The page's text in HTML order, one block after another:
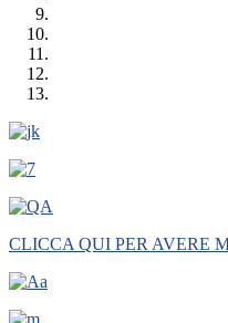
CLICCA QUI PER AVERE